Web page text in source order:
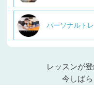
パーソナルト
レッスンが
今しばら